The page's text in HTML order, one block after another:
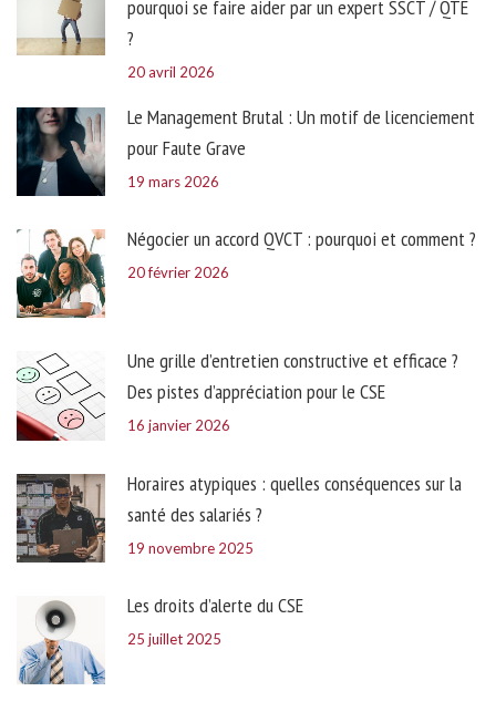
pourquoi se faire aider par un expert SSCT / QTE
?
20 avril 2026
Le Management Brutal : Un motif de licenciement
pour Faute Grave
19 mars 2026
Négocier un accord QVCT : pourquoi et comment ?
20 février 2026
Une grille d’entretien constructive et efficace ?
Des pistes d’appréciation pour le CSE
16 janvier 2026
Horaires atypiques : quelles conséquences sur la
santé des salariés ?
19 novembre 2025
Les droits d’alerte du CSE
25 juillet 2025